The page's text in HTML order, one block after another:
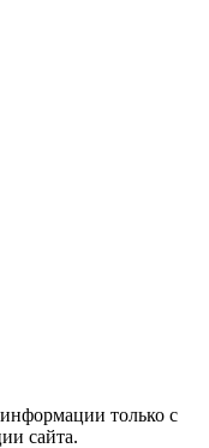
только с
сайта.